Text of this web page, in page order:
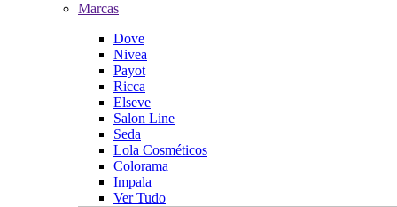
Marcas
Dove
Nivea
Payot
Ricca
Elseve
Salon Line
Seda
Lola Cosméticos
Colorama
Impala
Ver Tudo